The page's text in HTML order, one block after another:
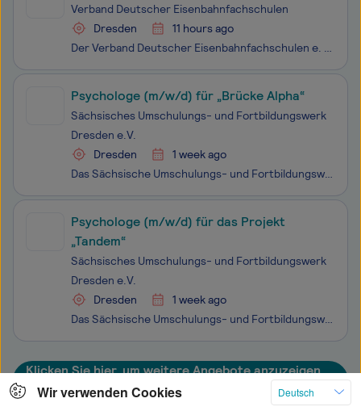
Verband Deutscher Eisenbahnfachschulen
Dresden
11 hours ago
Der Verband Deutscher Eisenbahnfachschulen e. V. (VDEF) ist eine Bildungseinrichtung, die deutschlandweit mit 14 Bildungszentren vertreten ist. Der VDEF steht seinen Kunden seit 1920 für bedarfs- und kundenorientierte Aus-, Fort- und Weiterbildung zur Verfügung. Wir suchen für unsere Bildungszentren
Psychologe (m/w/d) für „Brücke Alpha“
Sächsisches Umschulungs- und Fortbildungswerk
Dresden e.V.
Dresden
1 week ago
Das Sächsische Umschulungs- und Fortbildungswerk Dresden e. V. (SUFW) ist ein seit 1990 anerkannter und nach ISO 9001 und AZAV zertifizierter Träger für Berufsorientierung, Schulsozialarbeit, Praxisberatung, Inklusion, Berufsvorbereitung, Aus- und Weiterbildung, Aktivierungs-, Beschäftigungs- und Ve
Psychologe (m/w/d) für das Projekt
„Tandem“
Sächsisches Umschulungs- und Fortbildungswerk
Dresden e.V.
Dresden
1 week ago
Das Sächsische Umschulungs- und Fortbildungswerk Dresden e. V. (SUFW) ist ein seit 1990 anerkannter und nach ISO 9001 und AZAV zertifizierter Träger für Berufsorientierung, Schulsozialarbeit, Praxisberatung, Inklusion, Berufsvorbereitung, Aus- und Weiterbildung, Aktivierungs-, Beschäftigungs- und Ve
Klicken Sie hier, um weitere Angebote anzuzeigen
Wir verwenden Cookies
Deutsch